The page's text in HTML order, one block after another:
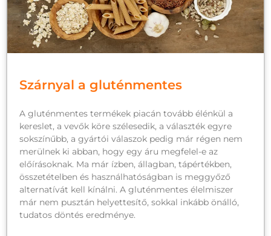
Szárnyal a gluténmentes
A gluténmentes termékek piacán tovább élénkül a
kereslet, a vevők köre szélesedik, a választék egyre
sokszínűbb, a gyártói válaszok pedig már régen nem
merülnek ki abban, hogy egy áru megfelel-e az
előírásoknak. Ma már ízben, állagban, tápértékben,
összetételben és használhatóságban is meggyőző
alternatívát kell kínálni. A gluténmentes élelmiszer
már nem pusztán helyettesítő, sokkal inkább önálló,
tudatos döntés eredménye.